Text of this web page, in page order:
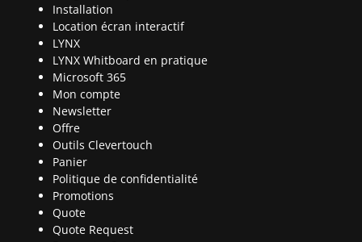
Installation
Location écran interactif
LYNX
LYNX Whitboard en pratique
Microsoft 365
Mon compte
Newsletter
Offre
Outils Clevertouch
Panier
Politique de confidentialité
Promotions
Quote
Quote Request